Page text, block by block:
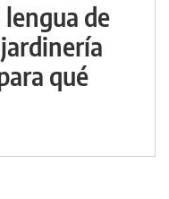
lengua de
qué